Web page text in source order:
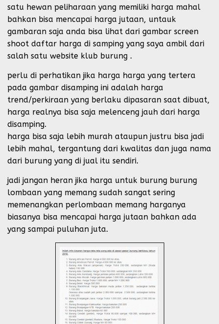
satu hewan peliharaan yang memiliki harga mahal
bahkan bisa mencapai harga jutaan, untauk
gambaran saja anda bisa lihat dari gambar screen
shoot daftar harga di samping yang saya ambil dari
salah satu website klub burung .
perlu di perhatikan jika harga harga yang tertera
pada gambar disamping ini adalah harga
trend/perkiraan yang berlaku dipasaran saat dibuat,
harga realnya bisa saja melenceng jauh dari harga
disamping.
harga bisa saja lebih murah ataupun justru bisa jadi
lebih mahal, tergantung dari kwalitas dan juga nama
dari burung yang di jual itu sendiri.
jadi jangan heran jika harga untuk burung burung
lombaan yang memang sudah sangat sering
memenangkan perlombaan memang harganya
biasanya bisa mencapai harga jutaan bahkan ada
yang sampai puluhan juta.